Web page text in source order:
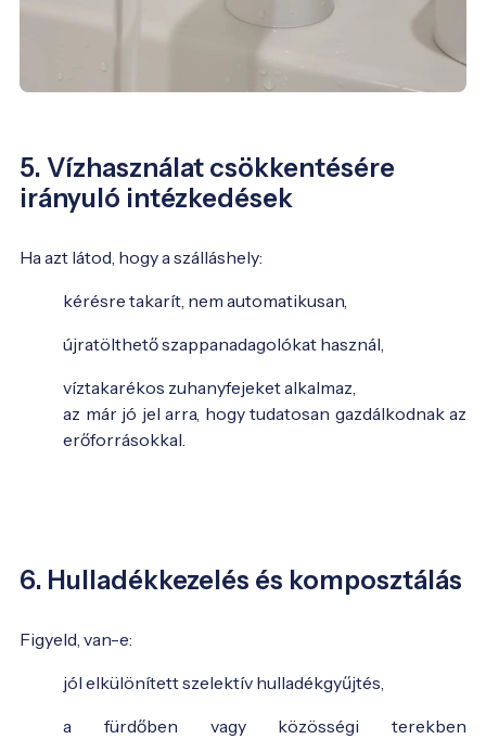
5. Vízhasználat csökkentésére
irányuló intézkedések
Ha azt látod, hogy a szálláshely:
kérésre takarít, nem automatikusan,
újratölthető szappanadagolókat használ,
víztakarékos zuhanyfejeket alkalmaz,
az már jó jel arra, hogy tudatosan gazdálkodnak az
erőforrásokkal.
6. Hulladékkezelés és komposztálás
Figyeld, van-e:
jól elkülönített szelektív hulladékgyűjtés,
a fürdőben vagy közösségi terekben